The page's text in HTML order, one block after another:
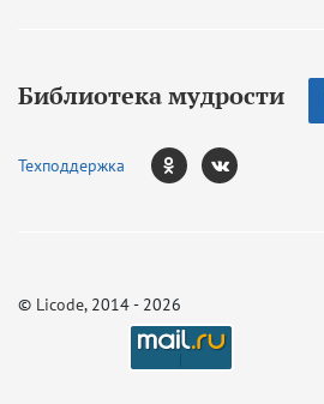
Библиотека мудрости
Техподдержка
© Licode, 2014 - 2026